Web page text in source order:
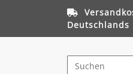
Deutschlands